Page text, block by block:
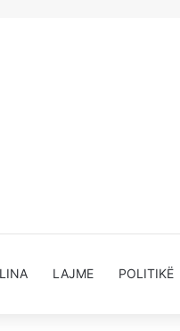
LAJME POLITIKË